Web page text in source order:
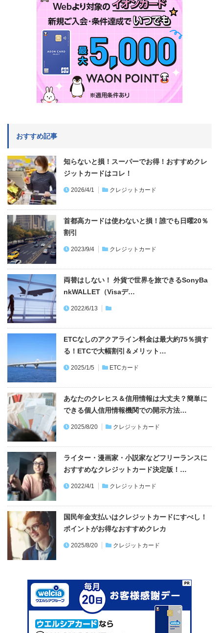
おすすめ記事
知らないと損！スーパーでお得！おすすめクレ
ジットカードはコレ！
2026/4/1 クレジットカード
首都高カードは使わないと損！誰でも日曜20％
割引
2023/9/4 クレジットカード
両替はしない！ 外貨で世界を旅できるSonyBa
nkWALLET（Visaデ…
2022/6/13
ETCなしのアクアライン料金は最大約75％損す
る！ETCで大幅割引＆メリット…
2025/1/5 ETCカード
あなたのクレヒス＆信用情報は大丈夫？簡単に
できる個人信用情報機関での開示方法…
2025/8/20 クレジットカード
ライター・漫画家・小説家などフリーランスに
おすすめなクレジットカード決定版！…
2022/4/1 クレジットカード
国民年金支払いはクレジットカードにすべし！
ポイントがお得なおすすめクレカ
2025/8/20 クレジットカード